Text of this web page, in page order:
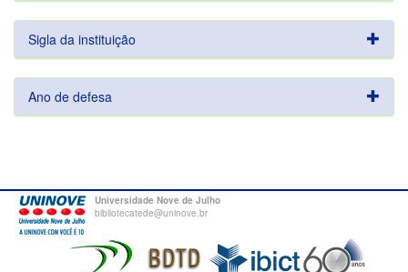
Sigla da instituição
Ano de defesa
Universidade Nove de Julho
bibliotecatede@uninove.br